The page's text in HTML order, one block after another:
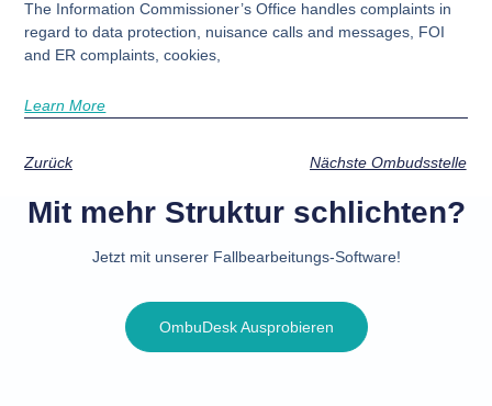
The Information Commissioner’s Office handles complaints in
regard to data protection, nuisance calls and messages, FOI
and ER complaints, cookies,
Learn More
Zurück Nächste Ombudsstelle
Mit mehr Struktur schlichten?
Jetzt mit unserer Fallbearbeitungs-Software!
OmbuDesk Ausprobieren